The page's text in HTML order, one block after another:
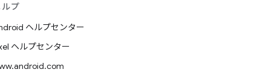
プ
ヘルプセンター
ヘルプセンター